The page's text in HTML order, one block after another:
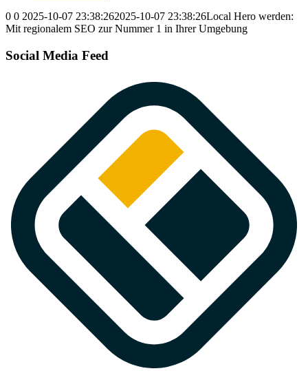
0 0 2025-10-07 23:38:262025-10-07 23:38:26Local Hero werden:
Mit regionalem SEO zur Nummer 1 in Ihrer Umgebung
Social Media Feed